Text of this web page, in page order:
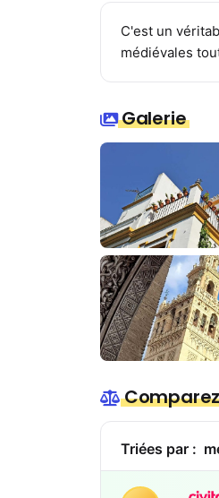
C'est un
médiévales
Galerie
Triées par :